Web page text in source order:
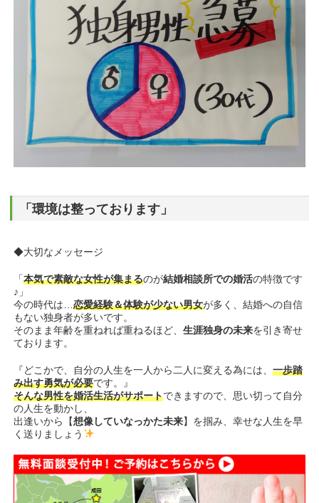
「環境は整っております」
◆大切なメッセージ
「本気で素敵な女性が集まるのが結婚相談所での婚活の特徴です
♪」
今の時代は…恋愛経験＆体験が少ない男女が多く、結婚への自信
もない独身者が多いです。
そのまま年齢を重ねれば重ねるほど、生涯独身の未来を引き寄せ
ております。
『どこかで、自分の人生を一人から二人に変える為には、一歩踏
み出す勇気が必要です。』
そんな男性を婚活生活がサポートできますので、思い切って自分
の人生を動かし、
出逢いから【想像していなっかた未来】を掴み、幸せな人生を早
く送りましょう